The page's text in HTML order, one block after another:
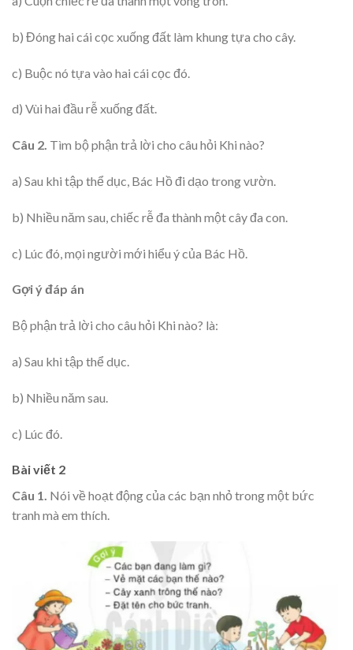
b) Đóng hai cái cọc xuống đất làm khung tựa cho cây.
c) Buộc nó tựa vào hai cái cọc đó.
d) Vùi hai đầu rễ xuống đất.
Câu 2. Tìm bộ phận trả lời cho câu hỏi Khi nào?
a) Sau khi tập thể dục, Bác Hồ đi dạo trong vườn.
b) Nhiều năm sau, chiếc rễ đa thành một cây đa con.
c) Lúc đó, mọi người mới hiểu ý của Bác Hồ.
Gợi ý đáp án
Bộ phận trả lời cho câu hỏi Khi nào? là:
a) Sau khi tập thể dục.
b) Nhiều năm sau.
c) Lúc đó.
Bài viết 2
Câu 1. Nói về hoạt động của các bạn nhỏ trong một bức
tranh mà em thích.